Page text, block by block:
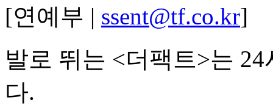
[연예부 | ssent@tf.co.kr]
발로 뛰는 <더팩트>는
다.